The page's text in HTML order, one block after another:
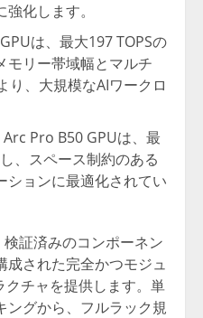
化します。
は、最大197 TOPSの
モリー帯域幅とマルチ
り、大規模なAIワークロ
Pro B50 GPUは、最
、スペース制約のある
ションに最適化されてい
証済みのコンポーネン
成された完全かつモジュ
クチャを提供します。単
ングから、フルラック規